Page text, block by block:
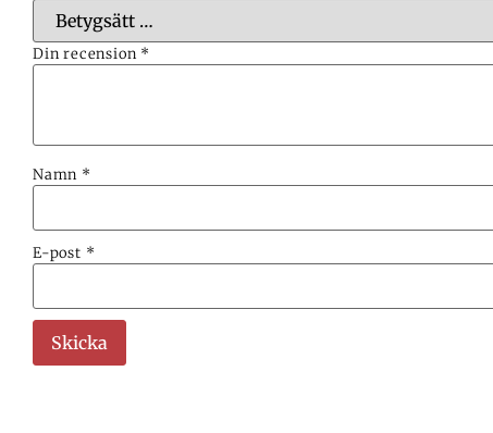
Din recension *
Namn *
E-post *